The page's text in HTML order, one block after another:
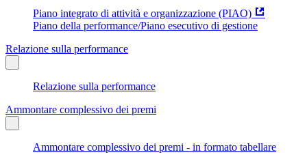
Piano integrato di attività e organizzazione (PIAO)
Piano della performance/Piano esecutivo di gestione
Relazione sulla performance
Relazione sulla performance
Ammontare complessivo dei premi
Ammontare complessivo dei premi - in formato tabellare